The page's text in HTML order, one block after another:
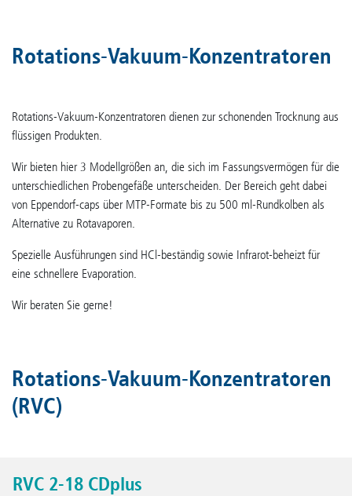
Rotations-Vakuum-Konzentratoren
Rotations-Vakuum-Konzentratoren dienen zur schonenden Trocknung aus
flüssigen Produkten.
Wir bieten hier 3 Modellgrößen an, die sich im Fassungsvermögen für die
unterschiedlichen Probengefäße unterscheiden. Der Bereich geht dabei
von Eppendorf-caps über MTP-Formate bis zu 500 ml-Rundkolben als
Alternative zu Rotavaporen.
Spezielle Ausführungen sind HCl-beständig sowie Infrarot-beheizt für
eine schnellere Evaporation.
Wir beraten Sie gerne!
Rotations-Vakuum-Konzentratoren
(RVC)
RVC 2-18 CDplus